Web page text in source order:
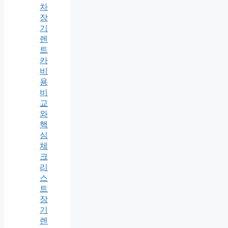
차
장
기
렌
트
카
비
용
비
교
와
핵
심
체
크
리
스
트
장
기
렌